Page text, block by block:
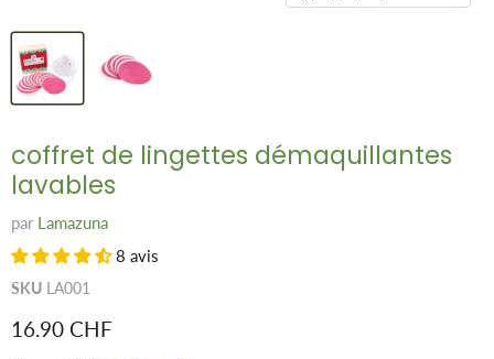
coffret de lingettes démaquillantes
lavables
par Lamazuna
8 avis
SKU LA001
Prix remisé
16.90 CHF